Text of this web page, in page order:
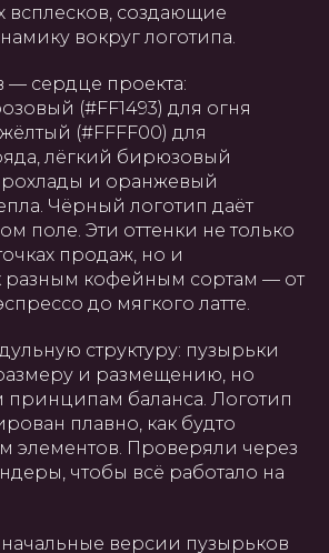
всплесков, создающие
вокруг логотипа.
— сердце проекта:
(#FF1493) для огня
(#FFFF00) для
лёгкий бирюзовый
и оранжевый
Чёрный логотип даёт
поле. Эти оттенки не только
продаж, но и
разным кофейным сортам — от
до мягкого латте.
структуру: пузырьки
и размещению, но
баланса. Логотип
плавно, как будто
элементов. Проверяли через
чтобы всё работало на
версии пузырьков